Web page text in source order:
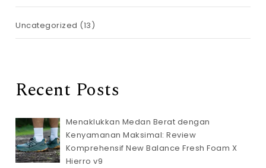
Uncategorized (13)
Recent Posts
Menaklukkan Medan Berat dengan
Kenyamanan Maksimal: Review
Komprehensif New Balance Fresh Foam X
Hierro v9